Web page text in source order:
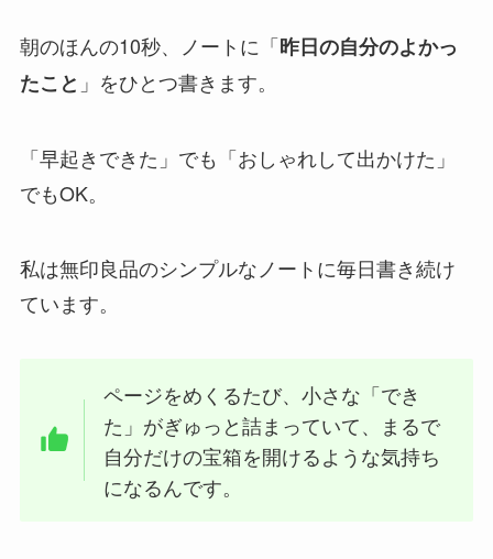
朝のほんの10秒、ノートに「昨日の自分のよかっ
たこと 」をひとつ書きます。
「早起きできた」でも「おしゃれして出かけた」
でもOK。
私は無印良品のシンプルなノートに毎日書き続け
ています。
ページをめくるたび、小さな「でき
た」がぎゅっと詰まっていて、まるで
自分だけの宝箱を開けるような気持ち
になるんです。